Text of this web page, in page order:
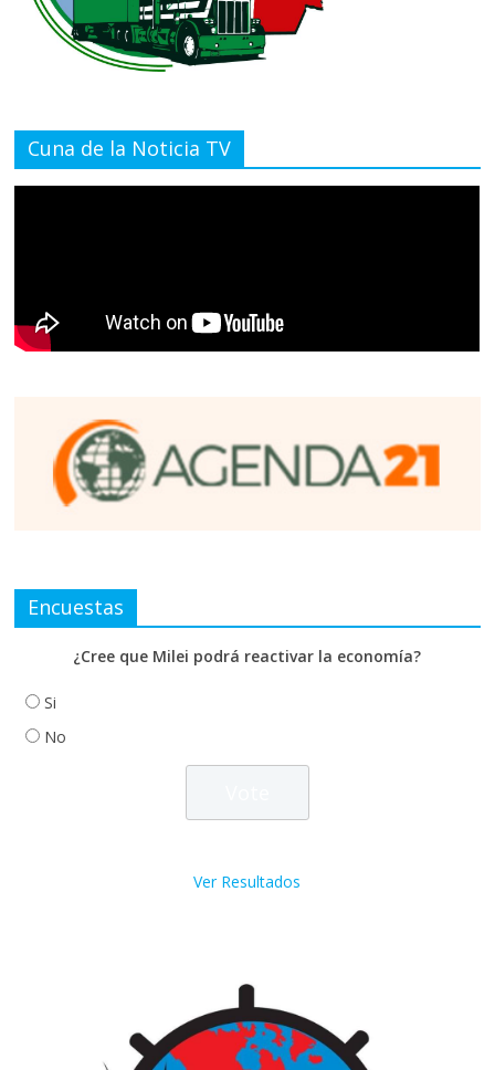
Cuna de la Noticia TV
Encuestas
¿Cree que Milei podrá reactivar la economía?
Si
No
Ver Resultados